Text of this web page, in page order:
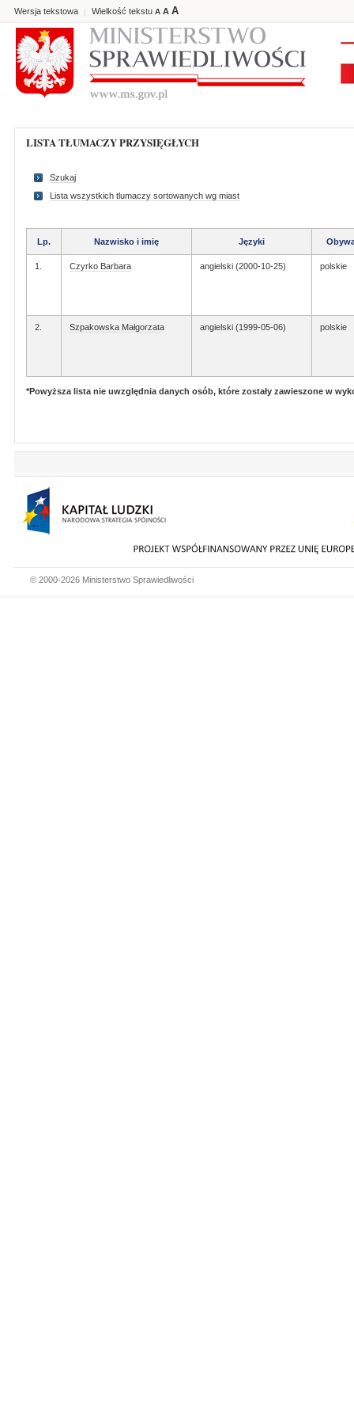
Wersja tekstowa | Wielkość tekstu A A A
LISTA TŁUMACZY PRZYSIĘGŁYCH
Szukaj
Lista wszystkich tlumaczy sortowanych wg miast
Lp. Nazwisko i imię Języki
1. Czyrko Barbara angielski (2000-10-25) polskie
2. Szpakowska Małgorzata angielski (1999-05-06) polskie
*Powyższa lista nie uwzględnia danych osób, które zostały zawieszone w
© 2000-2026 Ministerstwo Sprawiedliwości